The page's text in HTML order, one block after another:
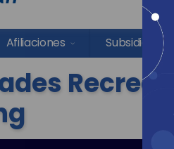
Afiliaciones Subsidios